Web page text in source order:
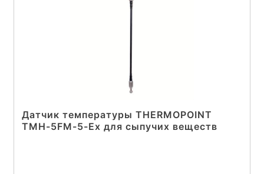
Датчик температуры THERMOPOINT
TMH-5FM-5-Ex для сыпучих веществ